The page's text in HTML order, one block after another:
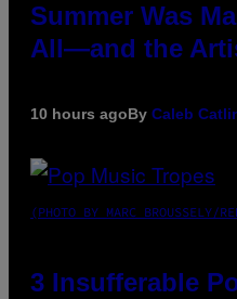
Summer Was
All—and the
10 hours agoBy Caleb
(PHOTO BY MARC BROUSSELY/
3 Insufferable